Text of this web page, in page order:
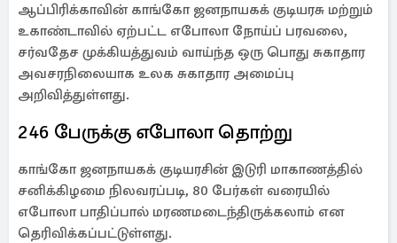
ஆப்பிரிக்காவின் காங்கோ ஜனநாயகக் குடியரசு மற்றும்
உகாண்டாவில் ஏற்பட்ட எபோலா நோய்ப் பரவலை,
சர்வதேச முக்கியத்துவம் வாய்ந்த ஒரு பொது சுகாதார
அவசரநிலையாக உலக சுகாதார அமைப்பு
அறிவித்துள்ளது.
246 பேருக்கு எபோலா தொற்று
காங்கோ ஜனநாயகக் குடியரசின் இடுரி மாகாணத்தில்
சனிக்கிழமை நிலவரப்படி, 80 பேர்கள் வரையில்
எபோலா பாதிப்பால் மரணமடைந்திருக்கலாம் என
தெரிவிக்கப்பட்டுள்ளது.